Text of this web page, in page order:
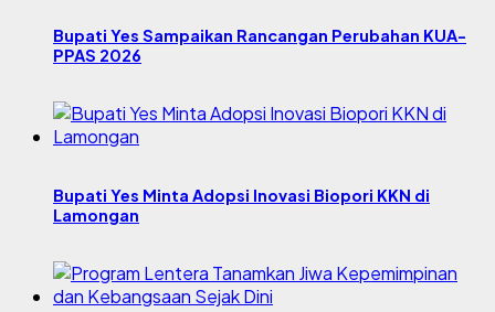
Bupati Yes Sampaikan Rancangan Perubahan KUA-
PPAS 2026
Bupati Yes Minta Adopsi Inovasi Biopori KKN di
Lamongan